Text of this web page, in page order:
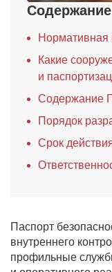
Содержание
Нормативная
Какие
и
Содержание
Порядок
Срок
Паспорт
внутреннего
профильные